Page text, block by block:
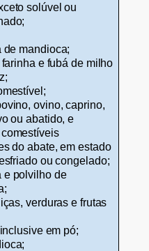
solúvel ou
de mandioca;
e fubá de milho
ovino, caprino,
ou abatido, e
do abate, em estado
ou congelado;
e polvilho de
verduras e frutas
em pó;